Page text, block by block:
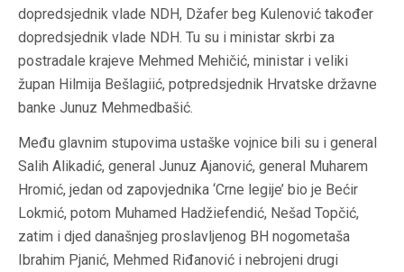
dopredsjednik vlade NDH, Džafer beg Kulenović također
dopredsjednik vlade NDH. Tu su i ministar skrbi za
postradale krajeve Mehmed Mehičić, ministar i veliki
župan Hilmija Bešlagiić, potpredsjednik Hrvatske državne
banke Junuz Mehmedbašić.
Među glavnim stupovima ustaške vojnice bili su i general
Salih Alikadić, general Junuz Ajanović, general Muharem
Hromić, jedan od zapovjednika ‘Crne legije’ bio je Bećir
Lokmić, potom Muhamed Hadžiefendić, Nešad Topčić,
zatim i djed današnjeg proslavljenog BH nogometaša
Ibrahim Pjanić, Mehmed Riđanović i nebrojeni drugi